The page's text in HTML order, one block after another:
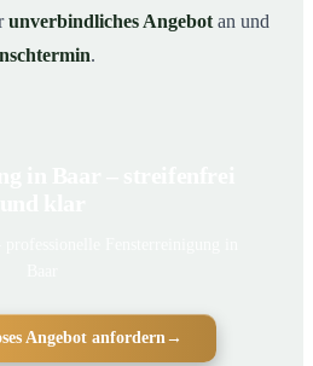
unverbindliches Angebot an und
.
Angebot anfordern→